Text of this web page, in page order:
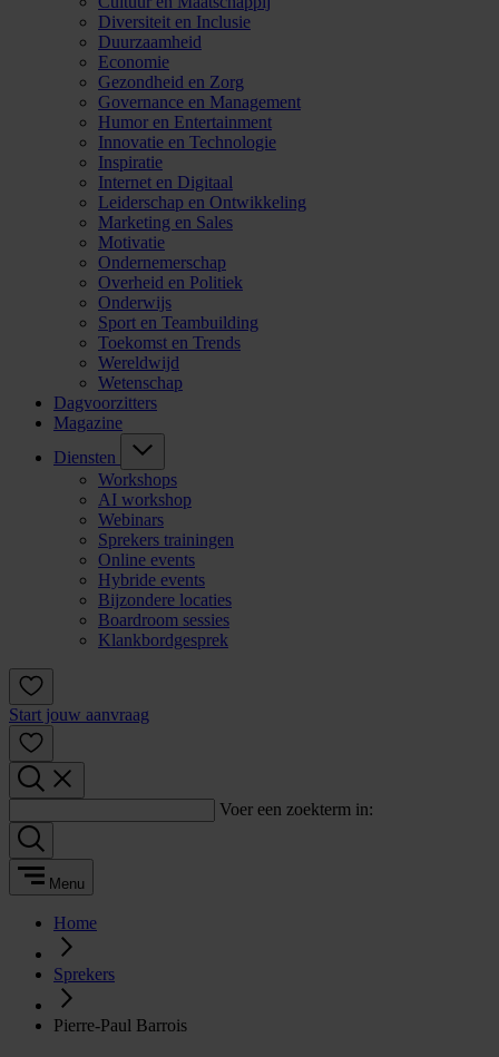
Diversiteit en Inclusie
Duurzaamheid
Economie
Gezondheid en Zorg
Governance en Management
Humor en Entertainment
Innovatie en Technologie
Inspiratie
Internet en Digitaal
Leiderschap en Ontwikkeling
Marketing en Sales
Motivatie
Ondernemerschap
Overheid en Politiek
Onderwijs
Sport en Teambuilding
Toekomst en Trends
Wereldwijd
Wetenschap
Dagvoorzitters
Magazine
Diensten
Workshops
AI workshop
Webinars
Sprekers trainingen
Online events
Hybride events
Bijzondere locaties
Boardroom sessies
Klankbordgesprek
Start jouw aanvraag
Voer een zoekterm in:
Menu
Home
Sprekers
Pierre-Paul Barrois